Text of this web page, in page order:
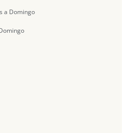
a Domingo